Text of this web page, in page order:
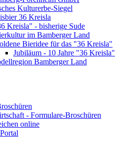
Kulturerbe-Siegel
36 Kreisla
Kreisla" - bisherige Sude
im Bamberger Land
Bieridee für das "36 Kreisla"
Jubiläum - 10 Jahre "36 Kreisla"
Bamberger Land
- Formulare-Broschüren
online